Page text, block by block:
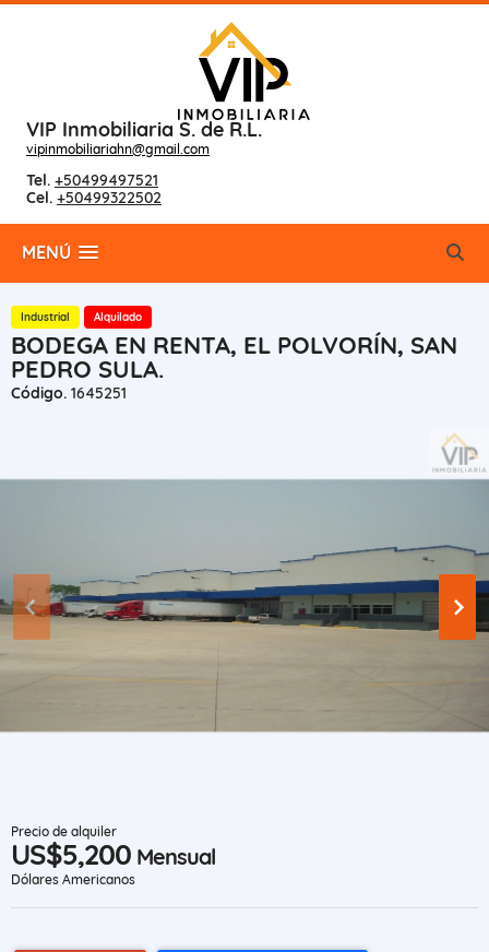
VIP Inmobiliaria S. de R.L.
vipinmobiliariahn@gmail.com
Tel. +50499497521
Cel. +50499322502
MENÚ
Industrial Alquilado
BODEGA EN RENTA, EL POLVORÍN, SAN
PEDRO SULA.
Código. 1645251
Precio de alquiler
US$5,200 Mensual
Dólares Americanos